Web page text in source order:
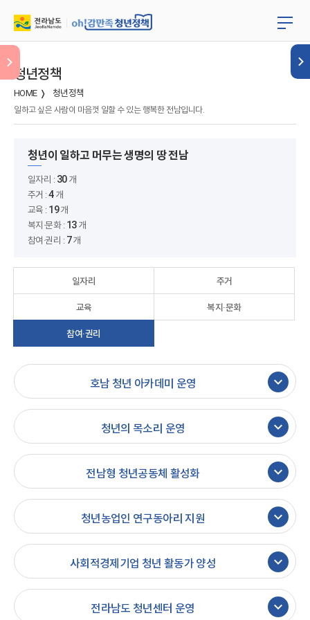
청년정책
HOME 청년정책
일하고 싶은 사람이 마음껏 일할 수 있는 행복한 전남입니다.
청년이 일하고 머무는 생명의 땅 전남
일자리 : 30 개
주거 :4 개
교육 : 19개
복지·문화 : 13 개
참여·권리 : 7개
일자리 주거
교육 복지·문화
참여·권리
호남 청년 아카데미 운영 keyboard_arrow_down
청년의 목소리 운영 keyboard_arrow_down
전남형 청년공동체 활성화 keyboard_arrow_down
청년농업인 연구동아리 지원 keyboard_arrow_down
사회적경제기업 청년 활동가 양성 keyboard_arrow_down
전라남도 청년센터 운영 keyboard_arrow_down